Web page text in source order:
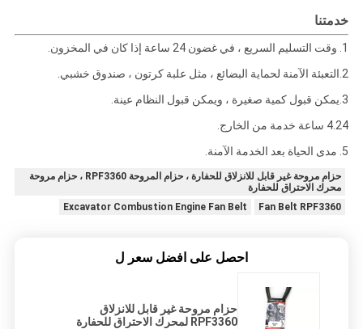
خدمتنا
1. وقت التسليم السريع ، في غضون 24 ساعة إذا كان في المخزون.
2.التعبئة الآمنة لحماية البضائع ، مثل علبة كرتون ، صندوق خشبي.
3.يمكن قبول كمية صغيرة ، ويمكن قبول النظام عينة.
4.24 ساعة خدمة من الخارج.
5. مدى الحياة بعد الخدمة الآمنة.
حزام مروحة غير قابل للانزلاق للحفارة ، حزام المروحة RPF3360 ، حزام مروحة
محرك الاحتراق للحفارة
Fan Belt RPF3360
Excavator Combustion Engine Fan Belt
احصل على افضل سعر ل
حزام مروحة غير قابل للانزلاق
RPF3360 لمحرك الاحتراق للحفارة